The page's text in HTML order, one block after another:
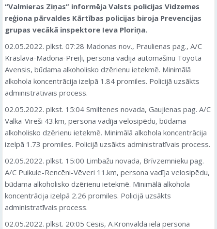
“Valmieras Ziņas” informēja Valsts policijas Vidzemes
reģiona pārvaldes Kārtības policijas biroja Prevencijas
grupas vecākā inspektore Ieva Ploriņa.
02.05.2022. plkst. 07:28 Madonas nov., Praulienas pag., A/C
Krāslava-Madona-Preiļi, persona vadīja automašīnu Toyota
Avensis, būdama alkoholisko dzērienu ietekmē. Minimālā
alkohola koncentrācija izelpā 1.84 promiles. Policijā uzsākts
administratīvais process.
02.05.2022. plkst. 15:04 Smiltenes novada, Gaujienas pag. A/C
Valka-Vireši 43.km, persona vadīja velosipēdu, būdama
alkoholisko dzērienu ietekmē. Minimālā alkohola koncentrācija
izelpā 1.73 promiles. Policijā uzsākts administratīvais process.
02.05.2022. plkst. 15:00 Limbažu novada, Brīvzemnieku pag.
A/C Puikule-Rencēni-Vēveri 11.km, persona vadīja velosipēdu,
būdama alkoholisko dzērienu ietekmē. Minimālā alkohola
koncentrācija izelpā 2.26 promiles. Policijā uzsākts
administratīvais process.
02.05.2022. plkst. 20:05 Cēsīs, A.Kronvalda ielā persona